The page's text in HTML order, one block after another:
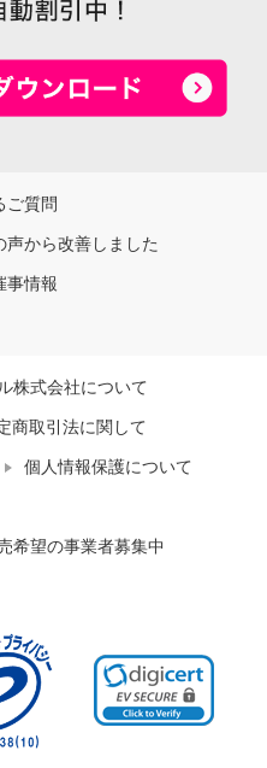
ご質問
声から改善しました
事情報
株式会社について
商取引法に関して
個人情報保護について
希望の事業者募集中